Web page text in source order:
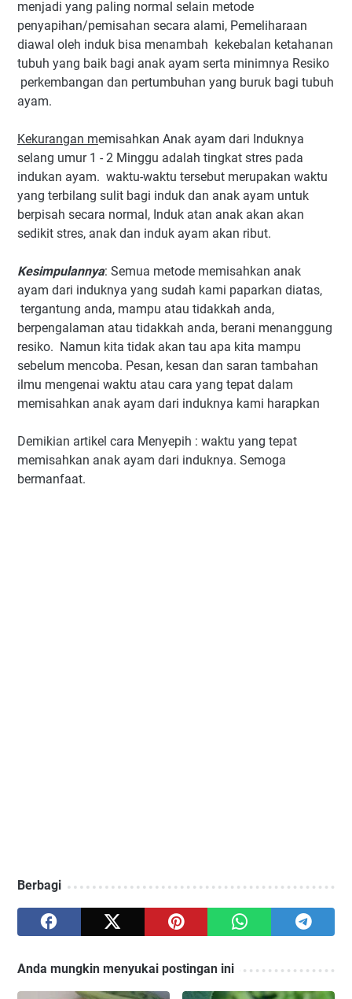
menjadi yang paling normal selain metode
penyapihan/pemisahan secara alami, Pemeliharaan
diawal oleh induk bisa menambah kekebalan ketahanan
tubuh yang baik bagi anak ayam serta minimnya Resiko
perkembangan dan pertumbuhan yang buruk bagi tubuh
ayam.
Kekurangan memisahkan Anak ayam dari Induknya
selang umur 1 - 2 Minggu adalah tingkat stres pada
indukan ayam. waktu-waktu tersebut merupakan waktu
yang terbilang sulit bagi induk dan anak ayam untuk
berpisah secara normal, Induk atan anak akan akan
sedikit stres, anak dan induk ayam akan ribut.
Kesimpulannya: Semua metode memisahkan anak
ayam dari induknya yang sudah kami paparkan diatas,
tergantung anda, mampu atau tidakkah anda,
berpengalaman atau tidakkah anda, berani menanggung
resiko. Namun kita tidak akan tau apa kita mampu
sebelum mencoba. Pesan, kesan dan saran tambahan
ilmu mengenai waktu atau cara yang tepat dalam
memisahkan anak ayam dari induknya kami harapkan
Demikian artikel cara Menyepih : waktu yang tepat
memisahkan anak ayam dari induknya. Semoga
bermanfaat.
Berbagi
Anda mungkin menyukai postingan ini